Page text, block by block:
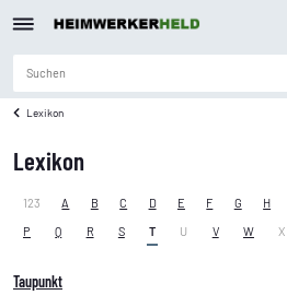
Lexikon
Lexikon
123 A B C D E F G H
P
Q R S T U V W X
Taupunkt